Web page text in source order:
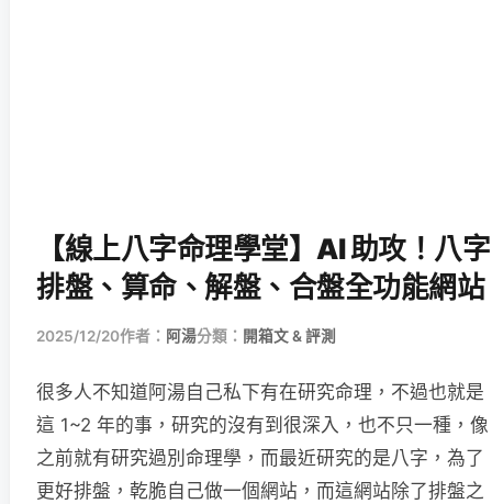
【線上八字命理學堂】AI 助攻！八字
排盤、算命、解盤、合盤全功能網站
2025/12/20作者： 阿湯分類： 開箱文 & 評測
很多人不知道阿湯自己私下有在研究命理，不過也就是
這 1~2 年的事，研究的沒有到很深入，也不只一種，像
之前就有研究過別命理學，而最近研究的是八字，為了
更好排盤，乾脆自己做一個網站，而這網站除了排盤之